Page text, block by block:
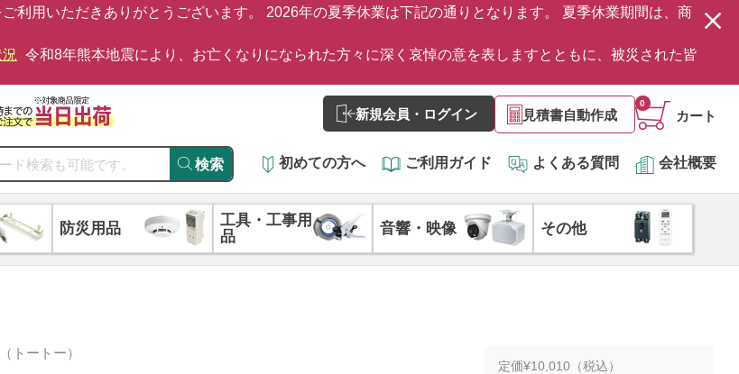
利用いただきありがとうございます。 2026年の夏季休業は下記の通りとなります。 夏季休業期間は、商
令和8年熊本地震により、お亡くなりになられた方々に深く哀悼の意を表しますとともに、被災された皆
新規会員・ログイン 見積書自動作成 カート
0
検索 初めての方へ ご利用ガイド よくある質問 会社概要
防災用品
工具・工事用
品
音響・映像 その他
トートー）
定価¥10,010（税込）